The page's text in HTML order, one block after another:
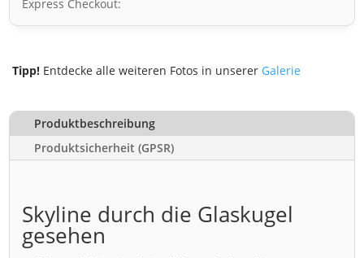
Express Checkout:
Tipp! Entdecke alle weiteren Fotos in unserer Galerie
Produktbeschreibung
Produktsicherheit (GPSR)
Skyline durch die Glaskugel
gesehen